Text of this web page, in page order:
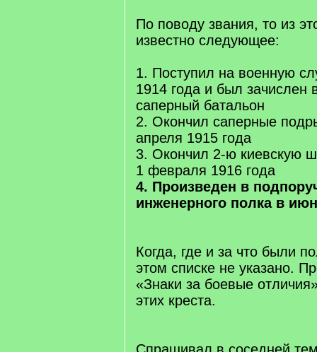
По поводу звания, то из
известно следующее:
1. Поступил на военную
1914 года и был зачислен
саперный батальон
2. Окончил саперные
апреля 1915 года
3. Окончил 2-ю киевскую
1 февраля 1916 года
4. Произведен в
инженерного полка в
Когда, где и за что были
этом списке не указано.
«Знаки за боевые
этих креста.